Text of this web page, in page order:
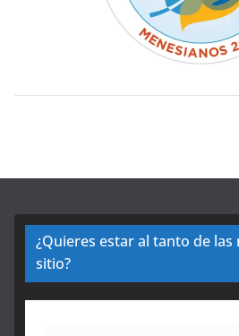
¿Quieres estar al tanto de las
sitio?